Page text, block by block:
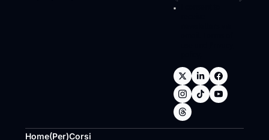
Home(Per)Corsi